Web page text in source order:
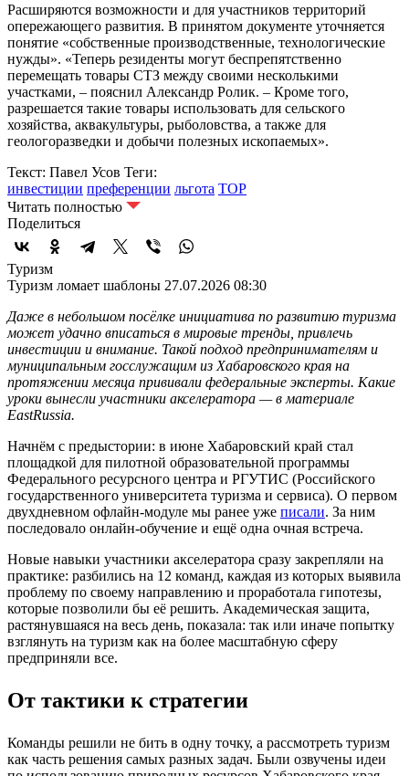
Расширяются возможности и для участников территорий
опережающего развития. В принятом документе уточняется
понятие «собственные производственные, технологические
нужды». «Теперь резиденты могут беспрепятственно
перемещать товары СТЗ между своими несколькими
участками, – пояснил Александр Ролик. – Кроме того,
разрешается такие товары использовать для сельского
хозяйства, аквакультуры, рыболовства, а также для
геологоразведки и добычи полезных ископаемых».
Текст: Павел Усов Теги:
инвестиции преференции льгота ТОР
Читать полностью
Поделиться
Туризм
Туризм ломает шаблоны 27.07.2026 08:30
Даже в небольшом посёлке инициатива по развитию туризма
может удачно вписаться в мировые тренды, привлечь
инвестиции и внимание. Такой подход предпринимателям и
муниципальным госслужащим из Хабаровского края на
протяжении месяца прививали федеральные эксперты. Какие
уроки вынесли участники акселератора — в материале
EastRussia.
Начнём с предыстории: в июне Хабаровский край стал
площадкой для пилотной образовательной программы
Федерального ресурсного центра и РГУТИС (Российского
государственного университета туризма и сервиса). О первом
двухдневном офлайн-модуле мы ранее уже писали. За ним
последовало онлайн-обучение и ещё одна очная встреча.
Новые навыки участники акселератора сразу закрепляли на
практике: разбились на 12 команд, каждая из которых выявила
проблему по своему направлению и проработала гипотезы,
которые позволили бы её решить. Академическая защита,
растянувшаяся на весь день, показала: так или иначе попытку
взглянуть на туризм как на более масштабную сферу
предприняли все.
От тактики к стратегии
Команды решили не бить в одну точку, а рассмотреть туризм
как часть решения самых разных задач. Были озвучены идеи